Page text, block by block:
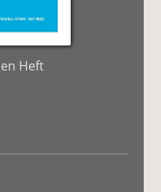
Heft